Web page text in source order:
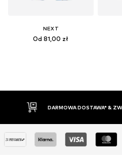
NEXT
Od 81,00 zł
DOSTAWA* & ZWROT